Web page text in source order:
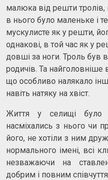
малюка від решти тролів,
в нього було маленьке і
мускулисте як у решти,
однакові, в той час як у
довші за ноги. Троль був
родичів. Та
що особливо налякало
навіть натяку на хвіст.
Життя у селищі
насміхались з нього чи
його, не хотіли з ним
нормального імені, всі
незважаючи на
добрим і повним